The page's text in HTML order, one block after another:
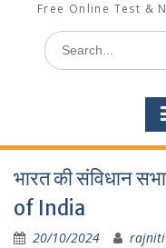
Free Online Test &
Search
for:
भारत की संविधान
of India
20/10/2024